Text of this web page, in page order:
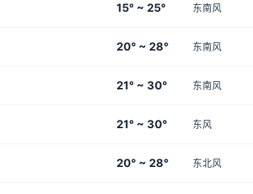
15° ~ 25° 东南风
20° ~ 28° 东南风
21° ~ 30° 东南风
21° ~ 30° 东风
20° ~ 28° 东北风